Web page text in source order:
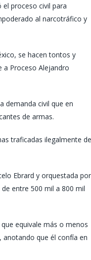
el proceso civil para
al narcotráfico y
se hacen tontos y
a Proceso Alejandro
demanda civil que en
de armas.
traficadas ilegalmente de
Ebrard y orquestada por
entre 500 mil a 800 mil
equivale más o menos
anotando que él confía en